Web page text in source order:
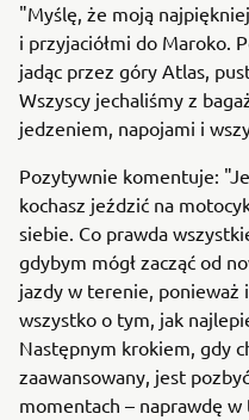
"Myślę, że moją
i przyjaciółmi do Maroko.
jadąc przez góry Atlas,
Wszyscy jechaliśmy z
jedzeniem, napojami i
Pozytywnie komentuje:
kochasz jeździć na
siebie. Co prawda
gdybym mógł zacząć od
jazdy w terenie,
wszystko o tym, jak
Następnym krokiem, gdy
zaawansowany, jest
momentach – naprawdę